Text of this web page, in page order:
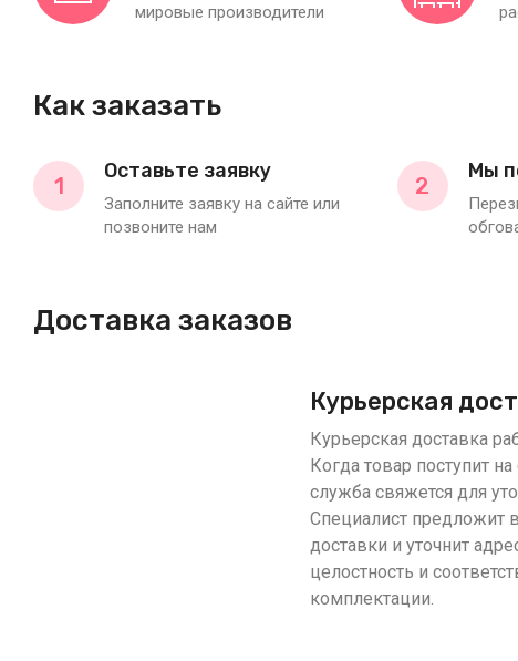
мировые производители
Как заказать
1
Оставьте заявку
Заполните заявку на сайте или
позвоните нам
2
Мы
Доставка заказов
Курьерская
Курьерская доставка
Когда товар поступит
служба свяжется для
Специалист предложит
доставки и уточнит
целостность и
комплектации.